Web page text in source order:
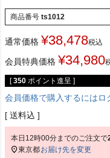
商品番号 ts1012
通常価格 ¥38,478税込
会員特典価格 ¥34,980
[ 350 ポイント進呈 ]
会員価格で購入するにはロ
送料込
本日 12時00分 までのご注文で
東京都お届け先を変更